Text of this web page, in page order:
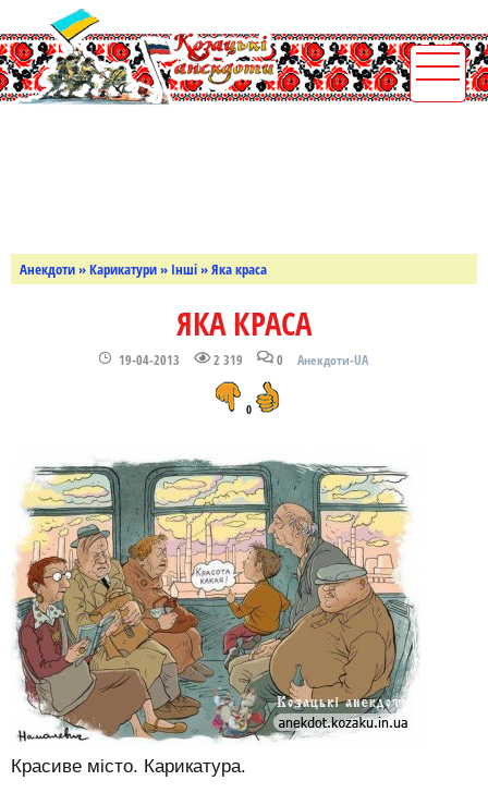
Анекдоти»Карикатури» Інші» Яка краса
ЯКА КРАСА
19-04-2013 2 319 0 Анекдоти-UA
0
Красиве місто. Карикатура.